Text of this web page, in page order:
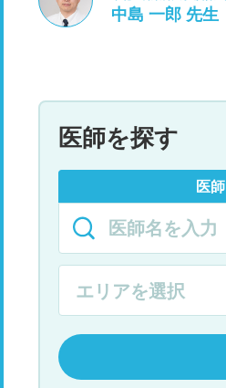
中島 一郎 先生
医師を探す
医師